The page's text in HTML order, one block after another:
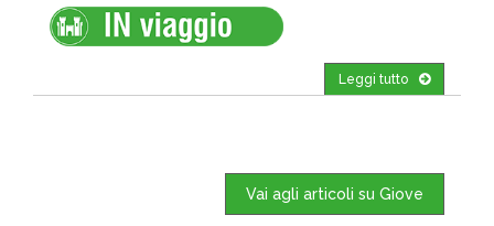
Leggi tutto
Vai agli articoli su Giove